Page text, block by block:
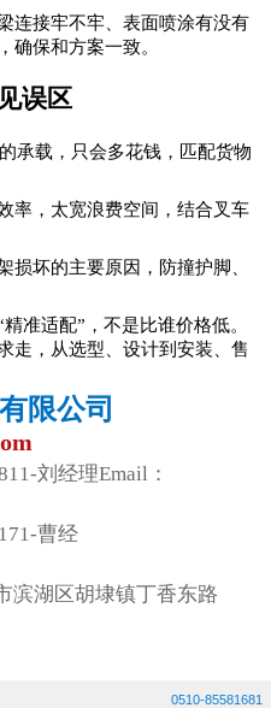
连接牢不牢、表面喷涂有没有
确保和方案一致。
误区
承载，只会多花钱，匹配货物
率，太宽浪费空间，结合叉车
损坏的主要原因，防撞护脚、
准适配”，不是比谁价格低。
走，从选型、设计到安装、售
限公司
刘经理Email：
曹经
滨湖区胡埭镇丁香东路
0510-85581681